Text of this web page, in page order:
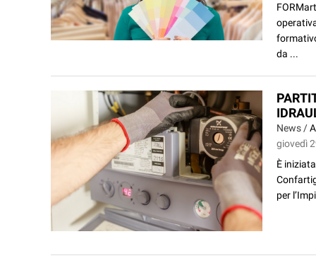
da ...
News /
giovedì
È
per